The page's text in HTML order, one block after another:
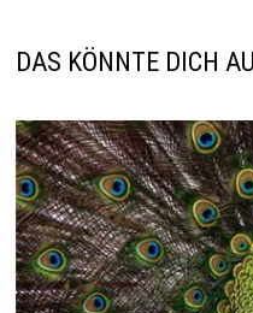
DAS KÖNNTE DICH